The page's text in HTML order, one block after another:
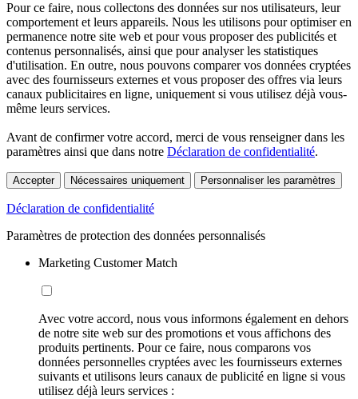
Pour ce faire, nous collectons des données sur nos utilisateurs, leur
comportement et leurs appareils. Nous les utilisons pour optimiser en
permanence notre site web et pour vous proposer des publicités et
contenus personnalisés, ainsi que pour analyser les statistiques
d'utilisation. En outre, nous pouvons comparer vos données cryptées
avec des fournisseurs externes et vous proposer des offres via leurs
canaux publicitaires en ligne, uniquement si vous utilisez déjà vous-
même leurs services.
Avant de confirmer votre accord, merci de vous renseigner dans les
paramètres ainsi que dans notre Déclaration de confidentialité.
Accepter Nécessaires uniquement Personnaliser les paramètres
Déclaration de confidentialité
Paramètres de protection des données personnalisés
Marketing Customer Match
Avec votre accord, nous vous informons également en dehors
de notre site web sur des promotions et vous affichons des
produits pertinents. Pour ce faire, nous comparons vos
données personnelles cryptées avec les fournisseurs externes
suivants et utilisons leurs canaux de publicité en ligne si vous
utilisez déjà leurs services :